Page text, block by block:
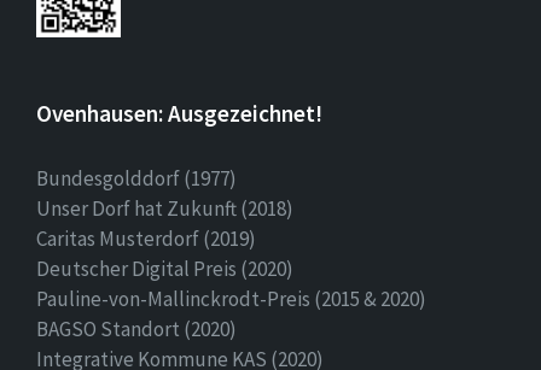
Ovenhausen: Ausgezeichnet!
Bundesgolddorf (1977)
Unser Dorf hat Zukunft (2018)
Caritas Musterdorf (2019)
Deutscher Digital Preis (2020)
Pauline-von-Mallinckrodt-Preis (2015 & 2020)
BAGSO Standort (2020)
Integrative Kommune KAS (2020)